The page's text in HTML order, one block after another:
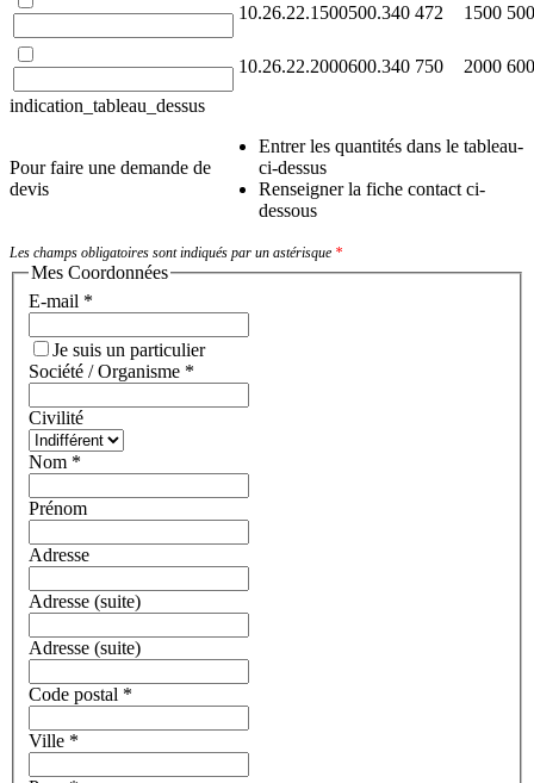
10.26.22.1500500.340 472 1500 500
10.26.22.2000600.340 750 2000 600
indication_tableau_dessus
Pour faire une demande de
devis
Entrer les quantités dans le tableau-
ci-dessus
Renseigner la fiche contact ci-
dessous
Les champs obligatoires sont indiqués par un astérisque *
Mes Coordonnées
E-mail *
Je suis un particulier
Société / Organisme *
Civilité
Nom *
Prénom
Adresse
Adresse (suite)
Adresse (suite)
Code postal *
Ville *